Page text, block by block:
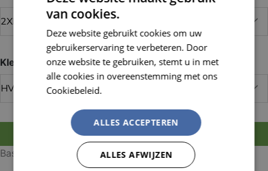
Kleur
MELD JE AAN OM TE BESTELLEN
Basismateriaal: 100% polyester - 170 g/m² , PU-coating
van cookies.
Deze website gebruikt cookies om uw
gebruikerservaring te verbeteren. Door
onze website te gebruiken, stemt u in met
alle cookies in overeenstemming met ons
Cookiebeleid.
ALLES ACCEPTEREN
ALLES AFWIJZEN